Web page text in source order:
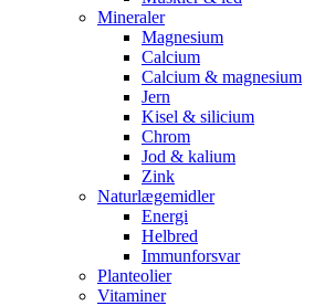
Mineraler
Magnesium
Calcium
Calcium & magnesium
Jern
Kisel & silicium
Chrom
Jod & kalium
Zink
Naturlægemidler
Energi
Helbred
Immunforsvar
Planteolier
Vitaminer